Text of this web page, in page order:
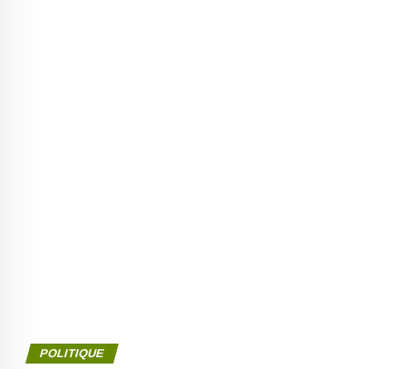
POLITIQUE